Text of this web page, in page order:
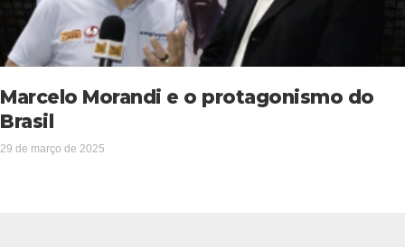
Marcelo Morandi e o protagonismo do
Brasil
29 de março de 2025